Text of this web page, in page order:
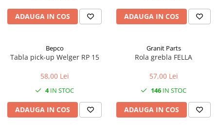
2.3.1 Erbicidare
2.4. Utilaje de recoltare
2.4.1. Piese Cositoare
2.4.2. Piese Greble
2.4.3. Prese de Balotat
ADAUGA IN COS ADAUGA IN COS
Bepco
Tabla pick-up Welger RP 15
58,00 Lei
4IN STOC
ADAUGA IN COS
Granit Parts
Rola grebla FELLA
57,00 Lei
146 IN STOC
ADAUGA IN COS